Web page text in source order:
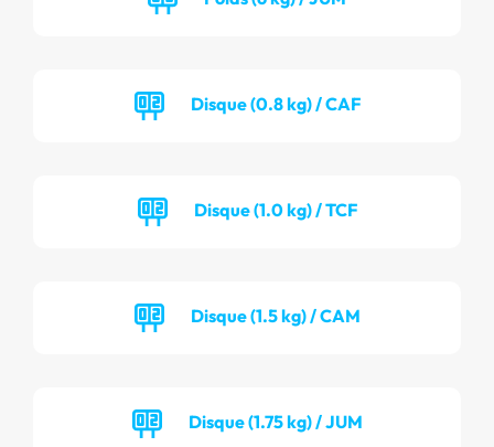
Disque (0.8 kg) / CAF
Disque (1.0 kg) / TCF
Disque (1.5 kg) / CAM
Disque (1.75 kg) / JUM